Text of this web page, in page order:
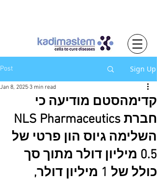
Post Sign Up
קדימהסטם מודיעה כי
חברת NLS Pharmaceutics
השלימה גיוס הון פרטי של
0.5 מיליון דולר מתוך סך
כולל של 1 מיליון דולר,
Jan 8, 2025 3 min read